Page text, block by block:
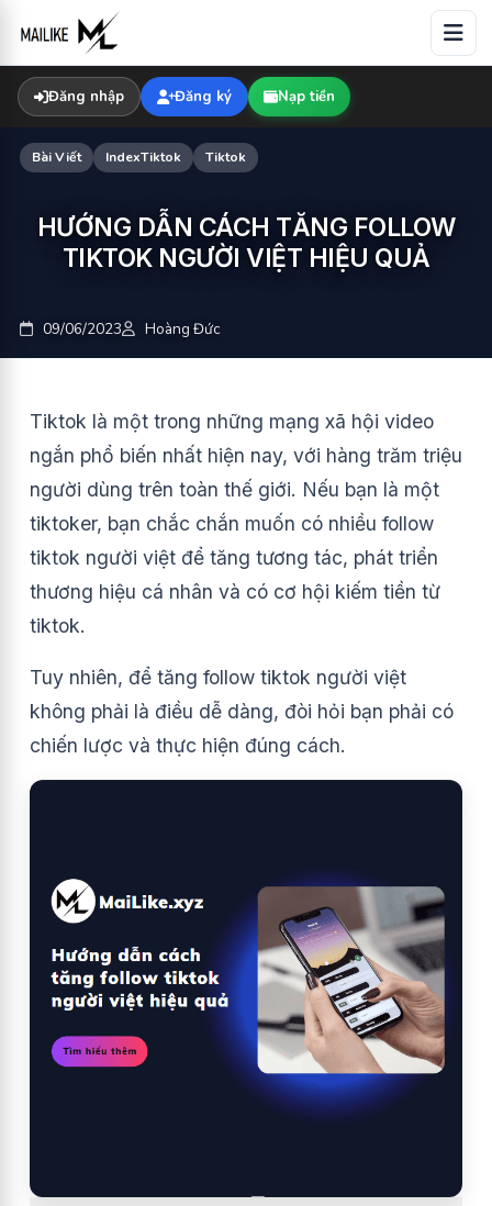
content
Đăng nhập Đăng ký Nạp tiền
Bài Viết IndexTiktok Tiktok
HƯỚNG DẪN CÁCH TĂNG FOLLOW
TIKTOK NGƯỜI VIỆT HIỆU QUẢ
09/06/2023 Hoàng Đức
Tiktok là một trong những mạng xã hội video
ngắn phổ biến nhất hiện nay, với hàng trăm triệu
người dùng trên toàn thế giới. Nếu bạn là một
tiktoker, bạn chắc chắn muốn có nhiều follow
tiktok người việt để tăng tương tác, phát triển
thương hiệu cá nhân và có cơ hội kiếm tiền từ
tiktok.
Tuy nhiên, để tăng follow tiktok người việt
không phải là điều dễ dàng, đòi hỏi bạn phải có
chiến lược và thực hiện đúng cách.